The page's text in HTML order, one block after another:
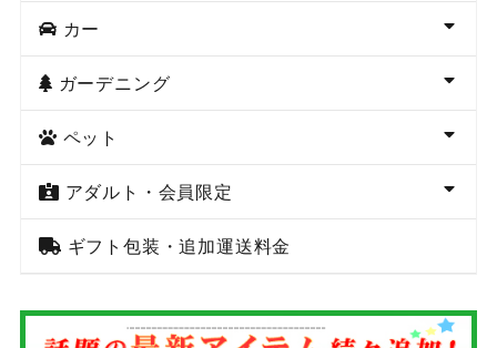
カー
ガーデニング
ペット
アダルト・会員限定
ギフト包装・追加運送料金